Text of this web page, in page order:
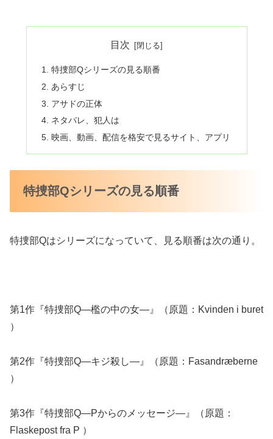
目次
特捜部Qシリーズの見る順番
あらすじ
アサドの正体
ネタバレ、犯人は
映画、動画、配信を格安で見るサイト、アプリ
特捜部Qシリーズの見る順番
特捜部Qはシリーズになっていて、見る順番は次の通り。
第1作『特捜部Q―檻の中の女―』（原題：Kvinden i buret
）
第2作『特捜部Q―キジ殺し―』（原題：Fasandræberne
）
第3作『特捜部Q―Pからのメッセージ―』（原題：
Flaskepost fra P ）